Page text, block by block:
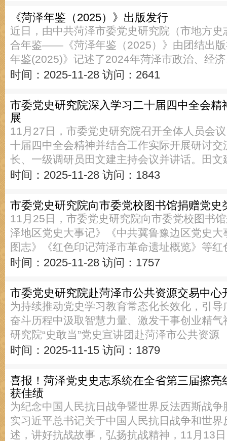
《菏泽年鉴（2025）》出版发行
近日，由中共菏泽市委党史研究院（市地方
合年鉴——《菏泽年鉴（2025）》由团结出
年鉴(2025)》记述了2024年菏泽市政治、经
时间：2025-11-28 访问：2641
市委党史研究院深入学习二十届四中全会
展
11月27日，市委党史研究院召开全体人员会
十届四中全会精神并结合工作实际开展研讨
长、一级调研员田文建主持会议并讲话。田文
时间：2025-11-28 访问：1843
市委党史研究院向市委党校图书馆捐赠党
11月25日，市委党史研究院向市委党校图书
泽地区党史大事记》《中共冀鲁豫边区党史
图志》《红色印记菏泽市革命遗址概览》等红
时间：2025-11-28 访问：1757
市委党史研究院赴菏泽市公共资源交易中心
为持续推动党史学习教育常态化长效化，引
奋斗历程中汲取智慧力量、激发干事创业精
研究院“史敢当”党史宣讲团赴菏泽市公共资源
时间：2025-11-15 访问：1879
喜报！菏泽党史史志系统在全省第三届擦
获佳绩
为纪念中国人民抗日战争暨世界反法西斯战
实习近平总书记关于中国人民抗日战争和世
述，讲好抗战故事，弘扬抗战精神，11月13日